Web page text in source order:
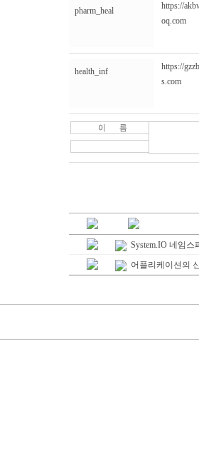
pharm_heal
https://
oq.com
health_inf
https://
s.com
System.IO 네임
어플리케이션의